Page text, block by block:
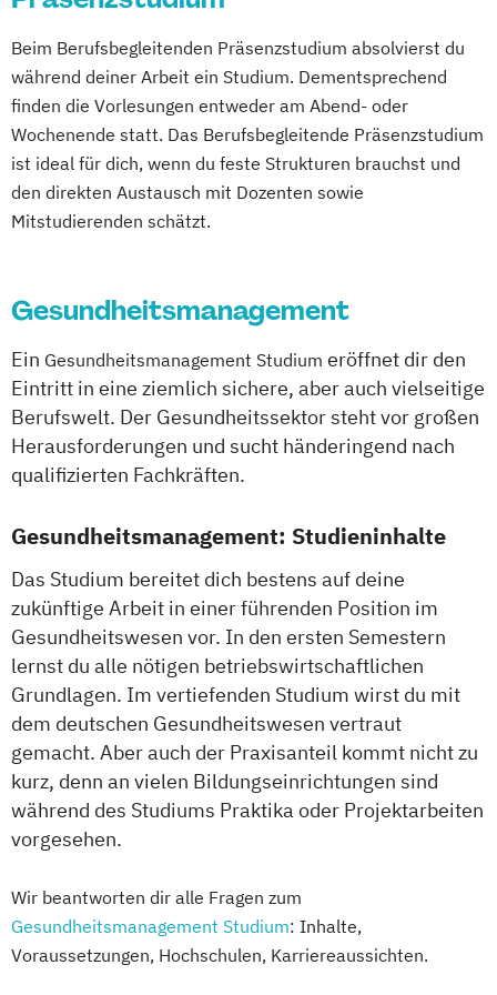
Beim Berufsbegleitenden Präsenzstudium absolvierst du
während deiner Arbeit ein Studium. Dementsprechend
finden die Vorlesungen entweder am Abend- oder
Wochenende statt. Das Berufsbegleitende Präsenzstudium
ist ideal für dich, wenn du feste Strukturen brauchst und
den direkten Austausch mit Dozenten sowie
Mitstudierenden schätzt.
Gesundheitsmanagement
Ein Gesundheitsmanagement Studium eröffnet dir den
Eintritt in eine ziemlich sichere, aber auch vielseitige
Berufswelt. Der Gesundheitssektor steht vor großen
Herausforderungen und sucht händeringend nach
qualifizierten Fachkräften.
Gesundheitsmanagement: Studieninhalte
Das Studium bereitet dich bestens auf deine
zukünftige Arbeit in einer führenden Position im
Gesundheitswesen vor. In den ersten Semestern
lernst du alle nötigen betriebswirtschaftlichen
Grundlagen. Im vertiefenden Studium wirst du mit
dem deutschen Gesundheitswesen vertraut
gemacht. Aber auch der Praxisanteil kommt nicht zu
kurz, denn an vielen Bildungseinrichtungen sind
während des Studiums Praktika oder Projektarbeiten
vorgesehen.
Wir beantworten dir alle Fragen zum
Gesundheitsmanagement Studium: Inhalte,
Voraussetzungen, Hochschulen, Karriereaussichten.